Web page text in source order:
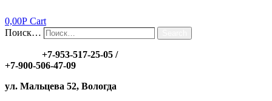
0,00Р Cart
Поиск…
+7-953-517-25-05 /
+7-900-506-47-09
ул. Мальцева 52, Вологда